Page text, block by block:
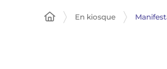
En kiosque